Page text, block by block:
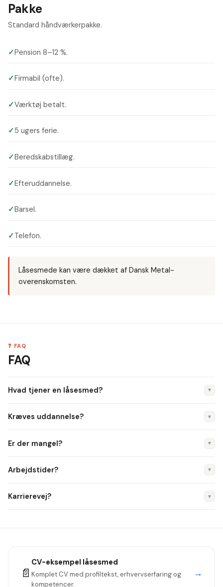
Pakke
Standard håndværkerpakke.
✓Pension 8–12 %.
✓Firmabil (ofte).
✓Værktøj betalt.
✓5 ugers ferie.
✓Beredskabstillæg.
✓Efteruddannelse.
✓Barsel.
✓Telefon.
Låsesmede kan være dækket af Dansk Metal-
overenskomsten.
❓ FAQ
FAQ
Hvad tjener en låsesmed? ▼
Kræves uddannelse? ▼
Er der mangel? ▼
Arbejdstider? ▼
Karrierevej? ▼
📄
CV-eksempel låsesmed
Komplet CV med profiltekst, erhvervserfaring og
kompetencer.
→